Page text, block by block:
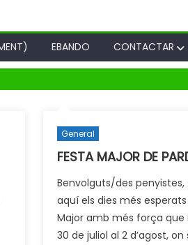
EBANDO CONTACTAR
General
FESTA MAJOR DE
Benvolguts/des
aquí els dies més
Major amb més força que
30 de juliol al 2 d’agost,